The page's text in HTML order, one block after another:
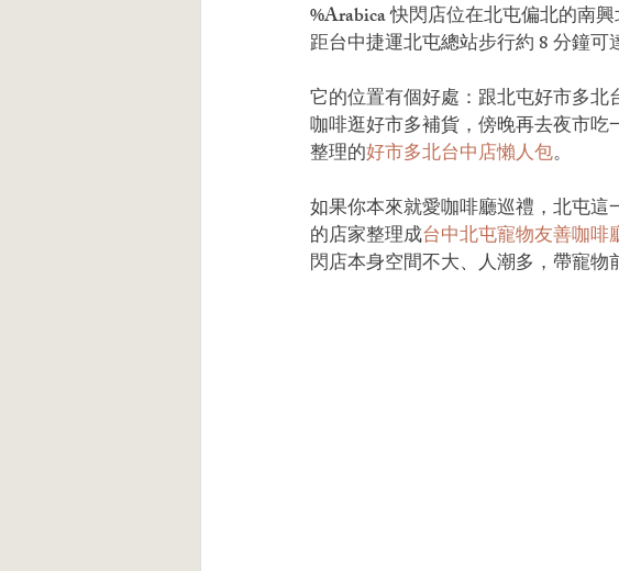
%Arabica 快閃店位在北屯偏北的南
距台中捷運北屯總站步行約 8 分鐘可
它的位置有個好處：跟北屯好市多
咖啡逛好市多補貨，傍晚再去夜市
整理的好市多北台中店懶人包。
如果你本來就愛咖啡廳巡禮，北屯
的店家整理成台中北屯寵物友善咖啡
閃店本身空間不大、人潮多，帶寵物